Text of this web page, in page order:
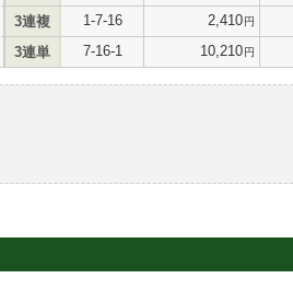
3連複 1-7-16 2,410円
3連単 7-16-1 10,210円